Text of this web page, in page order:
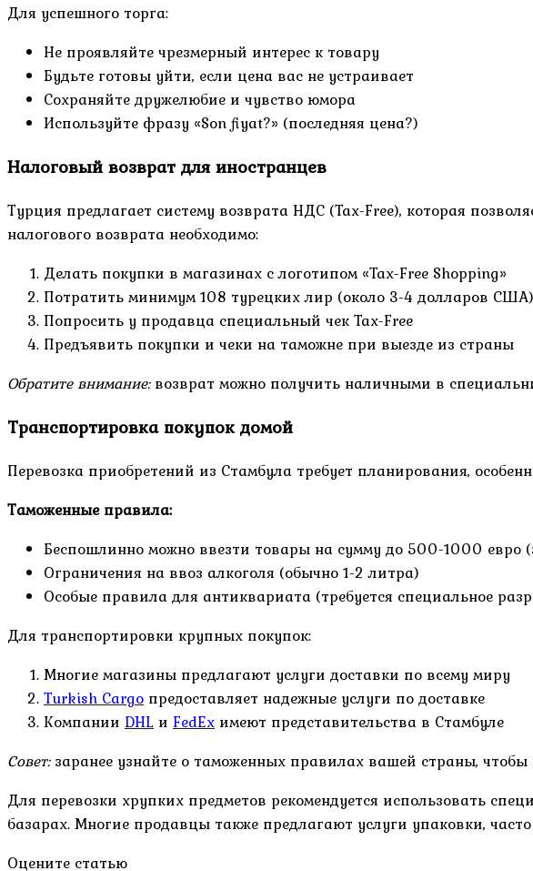
Для успешного торга:
Не проявляйте чрезмерный интерес к товару
Будьте готовы уйти, если цена вас не устраивает
Сохраняйте дружелюбие и чувство юмора
Используйте фразу «Son fiyat?» (последняя цена?)
Налоговый возврат для иностранцев
Турция предлагает систему возврата НДС (Tax-Free), которая
налогового возврата необходимо:
Делать покупки в магазинах с логотипом «Tax-Free Shopping»
Потратить минимум 108 турецких лир (около 3-4 долларов
Попросить у продавца специальный чек Tax-Free
Предъявить покупки и чеки на таможне при выезде из страны
Обратите внимание:возврат можно получить наличными в
Транспортировка покупок домой
Перевозка приобретений из Стамбула требует планирования,
Таможенные правила:
Беспошлинно можно ввезти товары на сумму до 500-1000 евро
Ограничения на ввоз алкоголя (обычно 1-2 литра)
Особые правила для антиквариата (требуется специальное
Для транспортировки крупных покупок:
Многие магазины предлагают услуги доставки по всему миру
Turkish Cargo предоставляет надежные услуги по доставке
Компании DHL и FedEx имеют представительства в Стамбуле
Совет:заранее узнайте о таможенных правилах вашей страны,
Для перевозки хрупких предметов рекомендуется использовать
базарах. Многие продавцы также предлагают услуги упаковки,
Оцените статью